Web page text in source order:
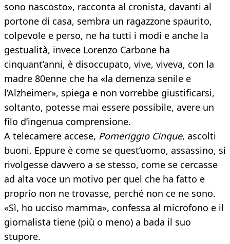
sono nascosto», racconta al cronista, davanti al
portone di casa, sembra un ragazzone spaurito,
colpevole e perso, ne ha tutti i modi e anche la
gestualità, invece Lorenzo Carbone ha
cinquant’anni, è disoccupato, vive, viveva, con la
madre 80enne che ha «la demenza senile e
l’Alzheimer», spiega e non vorrebbe giustificarsi,
soltanto, potesse mai essere possibile, avere un
filo d’ingenua comprensione.
A telecamere accese, Pomeriggio Cinque, ascolti
buoni. Eppure è come se quest’uomo, assassino, si
rivolgesse davvero a se stesso, come se cercasse
ad alta voce un motivo per quel che ha fatto e
proprio non ne trovasse, perché non ce ne sono.
«Sì, ho ucciso mamma», confessa al microfono e il
giornalista tiene (più o meno) a bada il suo
stupore.